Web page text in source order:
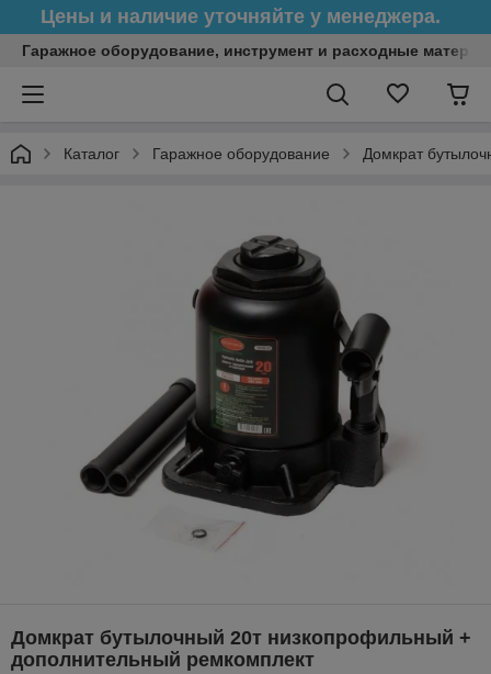
Цены и наличие уточняйте у менеджера.
Гаражное оборудование, инструмент и расходные
Каталог Гаражное оборудование Домкрат
Домкрат бутылочный 20т низкопрофильный +
дополнительный ремкомплект